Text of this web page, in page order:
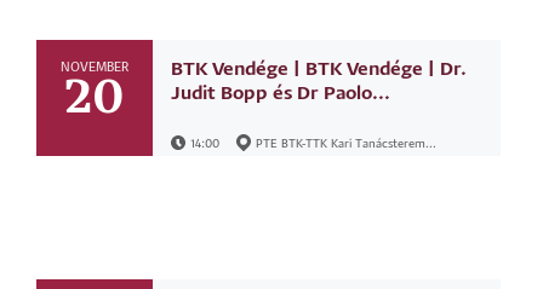
NOVEMBER
20
BTK Vendége | BTK Vendége | Dr.
Judit Bopp és Dr Paolo...
14:00 PTE BTK-TTK Kari Tanácsterem...